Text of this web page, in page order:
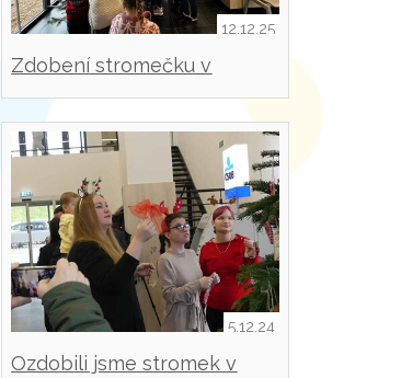
12.12.25
Zdobení stromečku v
Rakovník
5.12.24
Ozdobili jsme stromek v